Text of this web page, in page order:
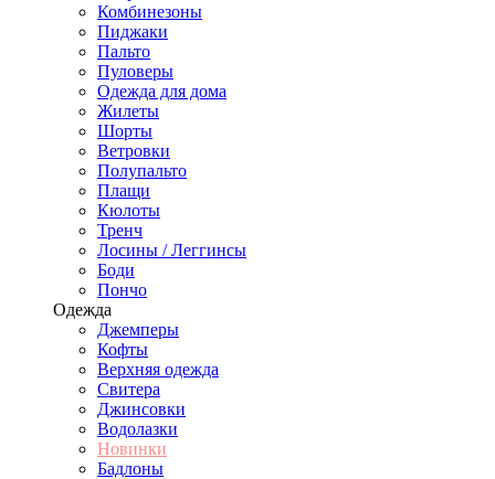
Комбинезоны
Пиджаки
Пальто
Пуловеры
Одежда для дома
Жилеты
Шорты
Ветровки
Полупальто
Плащи
Кюлоты
Тренч
Лосины / Леггинсы
Боди
Пончо
Одежда
Джемперы
Кофты
Верхняя одежда
Свитера
Джинсовки
Водолазки
Новинки
Бадлоны